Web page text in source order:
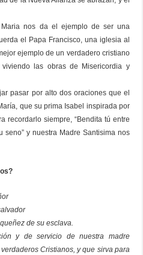
Maria nos da el ejemplo de ser una
el Papa Francisco, una iglesia al
ejemplo de un verdadero cristiano
las obras de Misericordia y
pasar por alto dos oraciones que el
que su prima Isabel inspirada por
recordarlo siempre, “Bendita tú entre
seno” y nuestra Madre Santisima nos
de su esclava.
y de servicio de nuestra madre
Cristianos, y que sirva para